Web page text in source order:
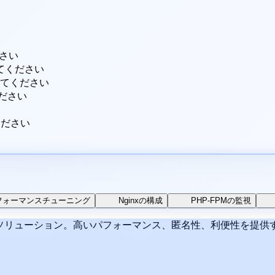
い
ください
ください
さい
さい
ォーマンスチューニング Nginxの構成 PHP-FPMの監視
ューション。高いパフォーマンス、匿名性、利便性を提